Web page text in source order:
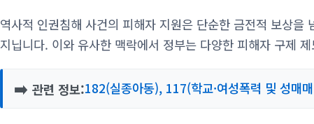
역사적 인권침해 사건의 피해자 지원은 단순한 금전적 보상을
지닙니다. 이와 유사한 맥락에서 정부는 다양한 피해자 구제
➡️ 관련 정보:182(실종아동), 117(학교·여성폭력 및 성매